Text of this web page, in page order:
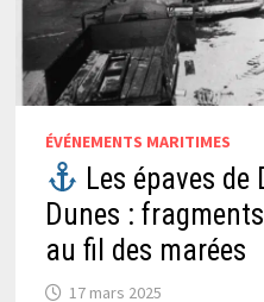
ÉVÉNEMENTS MARITIMES
Les épaves
Dunes :
au fil des marées
17 mars 2025